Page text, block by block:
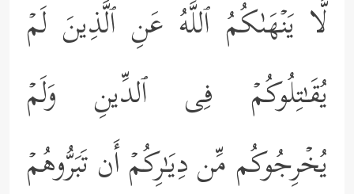
لَّا یَنۡهَىٰكُمُ ٱللَّهُ عَنِ ٱلَّذِینَ لَمۡ
یُقَـٰتِلُوكُمۡ فِی ٱلدِّینِ وَلَمۡ
یُخۡرِجُوكُم مِّن دِیَـٰرِكُمۡ أَن تَبَرُّوهُمۡ